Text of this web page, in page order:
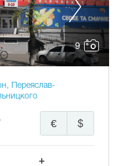
9
Переяслав-
$
€
+